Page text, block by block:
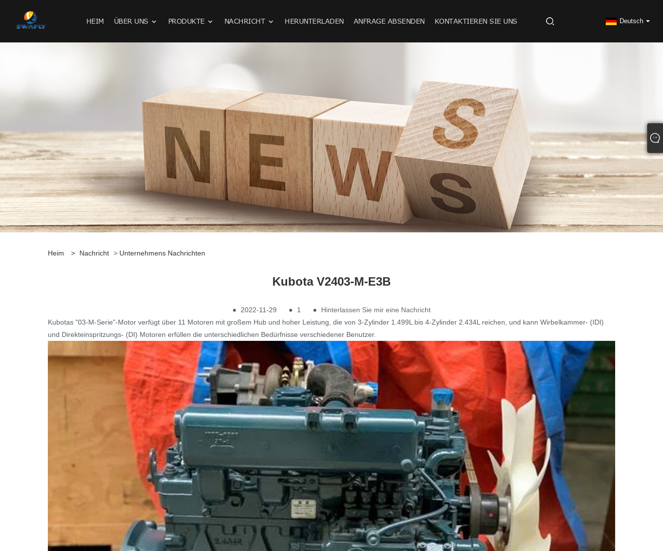
HEIM ÜBER UNS PRODUKTE NACHRICHT HERUNTERLADEN ANFRAGE ABSENDEN KONTAKTIEREN SIE UNS Deutsch
Heim > Nachricht > Unternehmens Nachrichten
Kubota V2403-M-E3B
● 2022-11-29 ● 1 ●
Hinterlassen Sie mir eine Nachricht
Kubotas "03-M-Serie"-Motor verfügt über 11 Motoren mit großem Hub und hoher Leistung, die von 3-Zylinder 1.499L bis 4-Zylinder 2.434L reichen, und kann Wirbelkammer- (IDI)
und Direkteinspritzungs- (DI) Motoren erfüllen die unterschiedlichen Bedürfnisse verschiedener Benutzer.